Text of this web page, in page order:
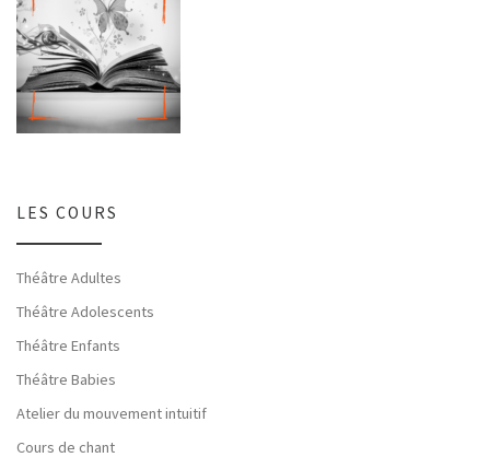
LES COURS
Théâtre Adultes
Théâtre Adolescents
Théâtre Enfants
Théâtre Babies
Atelier du mouvement intuitif
Cours de chant